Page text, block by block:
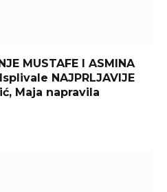
MUSTAFE I ASMINA
NAJPRLJAVIJE
Maja napravila